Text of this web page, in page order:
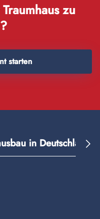
zu
starten
in Deutschland